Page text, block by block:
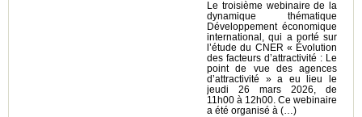
Le troisième webinaire de la
dynamique thématique
Développement économique
international, qui a porté sur
l’étude du CNER « Évolution
des facteurs d’attractivité : Le
point de vue des agences
d’attractivité » a eu lieu le
jeudi 26 mars 2026, de
11h00 à 12h00. Ce webinaire
a été organisé à (…)